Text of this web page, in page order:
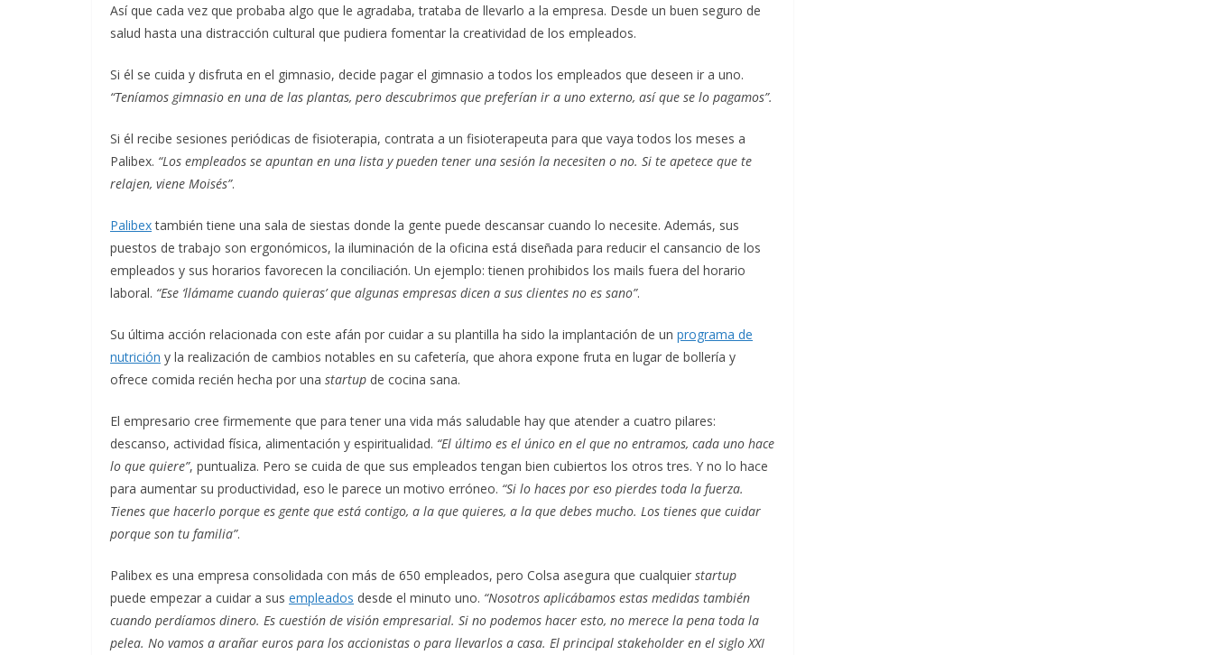
Así que cada vez que probaba algo que le agradaba, trataba de llevarlo a la empresa. Desde un buen seguro de
salud hasta una distracción cultural que pudiera fomentar la creatividad de los empleados.
Si él se cuida y disfruta en el gimnasio, decide pagar el gimnasio a todos los empleados que deseen ir a uno.
“Teníamos gimnasio en una de las plantas, pero descubrimos que preferían ir a uno externo, así que se lo pagamos”.
Si él recibe sesiones periódicas de fisioterapia, contrata a un fisioterapeuta para que vaya todos los meses a
Palibex. “Los empleados se apuntan en una lista y pueden tener una sesión la necesiten o no. Si te apetece que te
relajen, viene Moisés”.
Palibextambién tiene una sala de siestas donde la gente puede descansar cuando lo necesite. Además, sus
puestos de trabajo son ergonómicos, la iluminación de la oficina está diseñada para reducir el cansancio de los
empleados y sus horarios favorecen la conciliación. Un ejemplo: tienen prohibidos los mails fuera del horario
laboral. “Ese ‘llámame cuando quieras’ que algunas empresas dicen a sus clientes no es sano”.
Su última acción relacionada con este afán por cuidar a su plantilla ha sido la implantación de un programa de
nutrición y la realización de cambios notables en su cafetería, que ahora expone fruta en lugar de bollería y
ofrece comida recién hecha por una startup de cocina sana.
El empresario cree firmemente que para tener una vida más saludable hay que atender a cuatro pilares:
descanso, actividad física, alimentación y espiritualidad. “El último es el único en el que no entramos, cada uno hace
lo que quiere”, puntualiza. Pero se cuida de que sus empleados tengan bien cubiertos los otros tres. Y no lo hace
para aumentar su productividad, eso le parece un motivo erróneo. “Si lo haces por eso pierdes toda la fuerza.
Tienes que hacerlo porque es gente que está contigo, a la que quieres, a la que debes mucho. Los tienes que cuidar
porque son tu familia”.
Palibex es una empresa consolidada con más de 650 empleados, pero Colsa asegura que cualquier startup
puede empezar a cuidar a sus empleados desde el minuto uno. “Nosotros aplicábamos estas medidas también
cuando perdíamos dinero. Es cuestión de visión empresarial. Si no podemos hacer esto, no merece la pena toda la
pelea. No vamos a arañar euros para los accionistas o para llevarlos a casa. El principal stakeholder en el siglo XXI